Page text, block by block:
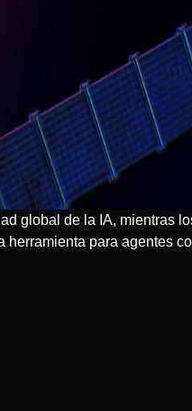
global de la IA, mientras
para agentes